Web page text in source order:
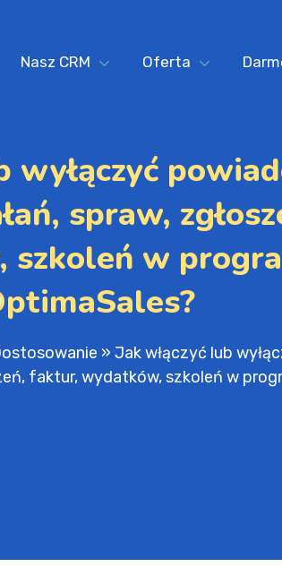
Nasz CRM Oferta
wyłączyć
spraw,
szkoleń w
» Jak włączyć lub
faktur, wydatków, szkoleń w